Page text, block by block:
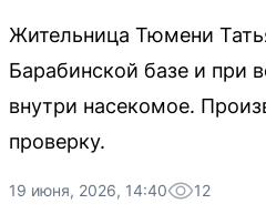
Жительница Тюмени
Барабинской базе и при
внутри насекомое.
проверку.
19 июня, 2026, 14:40 12